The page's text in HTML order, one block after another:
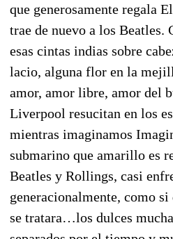
que generosamente regala
trae de nuevo a los Beatles.
esas cintas indias sobre
lacio, alguna flor en la
amor, amor libre, amor del
Liverpool resucitan en los
mientras imaginamos
submarino que amarillo es
Beatles y Rollings, casi
generacionalmente, como
se tratara…los dulces